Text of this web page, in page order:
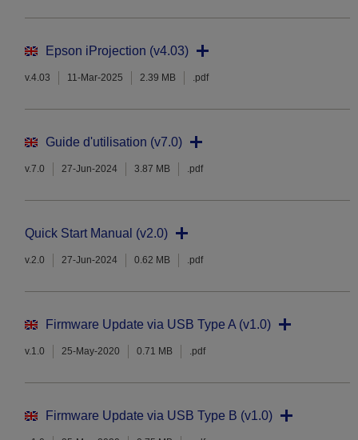
Epson iProjection (v4.03)
v.4.03 11-Mar-2025 2.39 MB .pdf
Guide d'utilisation (v7.0)
v.7.0 27-Jun-2024 3.87 MB .pdf
Quick Start Manual (v2.0)
v.2.0 27-Jun-2024 0.62 MB .pdf
Firmware Update via USB Type A (v1.0)
v.1.0 25-May-2020 0.71 MB .pdf
Firmware Update via USB Type B (v1.0)